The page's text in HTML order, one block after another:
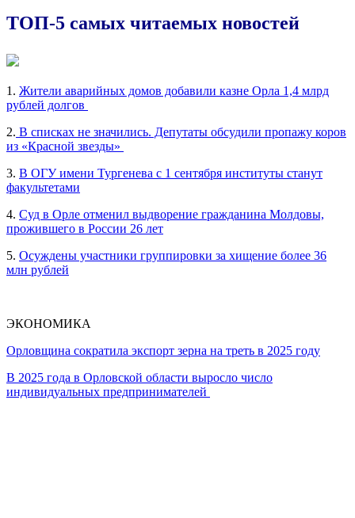
ТОП-5 самых читаемых новостей
1. Жители аварийных домов добавили казне Орла 1,4 млрд
рублей долгов
2. В списках не значились. Депутаты обсудили пропажу коров
из «Красной звезды»
3. В ОГУ имени Тургенева с 1 сентября институты станут
факультетами
4. Суд в Орле отменил выдворение гражданина Молдовы,
прожившего в России 26 лет
5. Осуждены участники группировки за хищение более 36
млн рублей
ЭКОНОМИКА
Орловщина сократила экспорт зерна на треть в 2025 году
В 2025 года в Орловской области выросло число
индивидуальных предпринимателей